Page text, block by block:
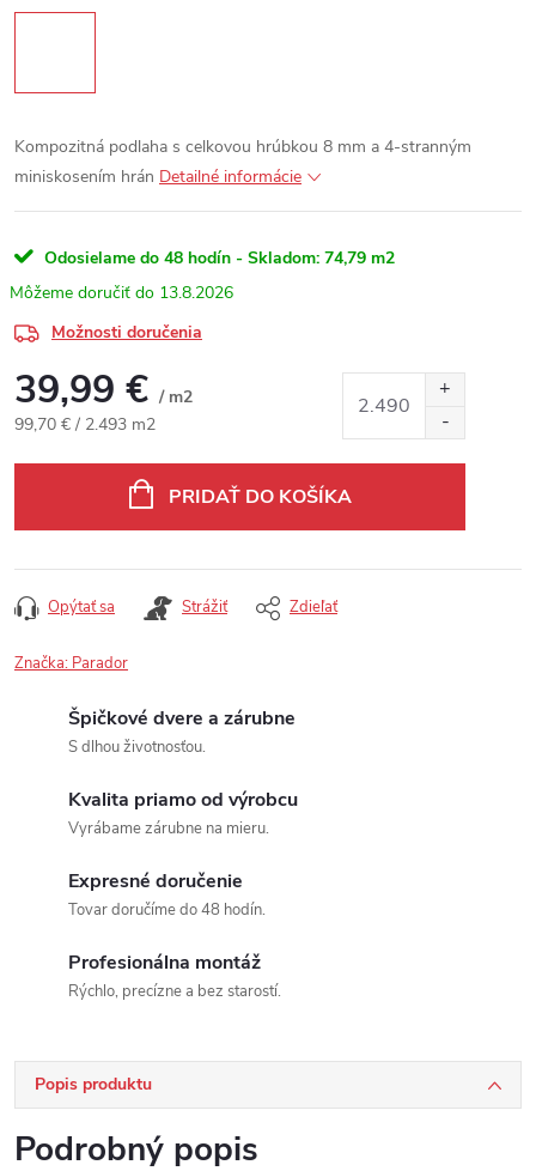
Kompozitná podlaha s celkovou hrúbkou 8 mm a 4-stranným
miniskosením hrán Detailné informácie
Odosielame do 48 hodín - Skladom: 74,79 m2
13.8.2026
Možnosti doručenia
39,99 € / m2
Jednotková cena:
99,70 € / 2.493 m2
PRIDAŤ DO KOŠÍKA
Opýtať sa Strážiť Zdieľať
Značka: Parador
Špičkové dvere a zárubne
S dlhou životnosťou.
Kvalita priamo od výrobcu
Vyrábame zárubne na mieru.
Expresné doručenie
Tovar doručíme do 48 hodín.
Profesionálna montáž
Rýchlo, precízne a bez starostí.
Popis produktu
Podrobný popis